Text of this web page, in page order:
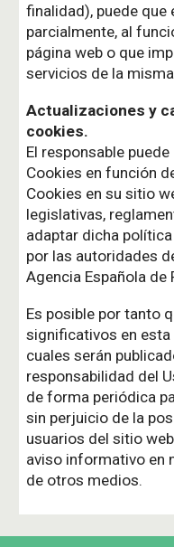
finalidad), puede
parcialmente, al
página web o que
servicios de la
Actualizaciones y
cookies.
El responsable
Cookies en función
Cookies en su sitio
legislativas,
adaptar dicha
por las autoridades
Agencia Española
Es posible por tanto
significativos en
cuales serán
responsabilidad del
de forma periódica
sin perjuicio de la
usuarios del sitio
aviso informativo en
de otros medios.